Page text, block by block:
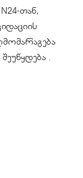
თან,
.